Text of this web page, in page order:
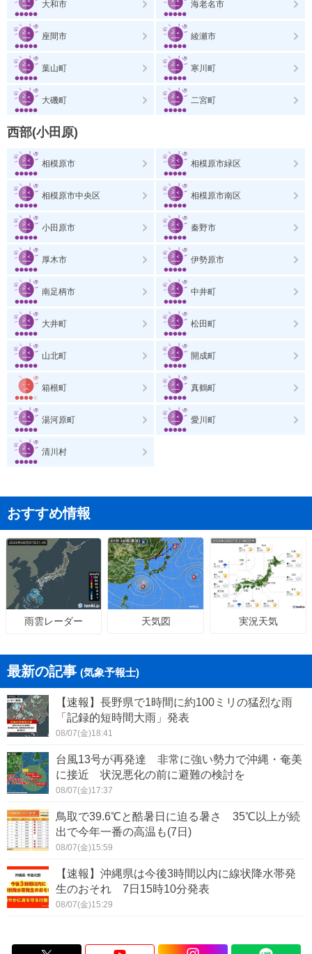
大和市 海老名市
座間市 綾瀬市
葉山町 寒川町
大磯町 二宮町
西部(小田原)
相模原市 相模原市緑区
相模原市中央区 相模原市南区
小田原市 秦野市
厚木市 伊勢原市
南足柄市 中井町
大井町 松田町
山北町 開成町
箱根町 真鶴町
湯河原町 愛川町
清川村
おすすめ情報
雨雲レーダー 天気図 実況天気
最新の記事 (気象予報士)
【速報】長野県で1時間に約100ミリの猛烈な雨
「記録的短時間大雨」発表
08/07(金)18:41
台風13号が再発達 非常に強い勢力で沖縄・奄美
に接近 状況悪化の前に避難の検討を
08/07(金)17:37
鳥取で39.6℃と酷暑日に迫る暑さ 35℃以上が続
出で今年一番の高温も(7日)
08/07(金)15:59
【速報】沖縄県は今後3時間以内に線状降水帯発
生のおそれ 7日15時10分発表
08/07(金)15:29